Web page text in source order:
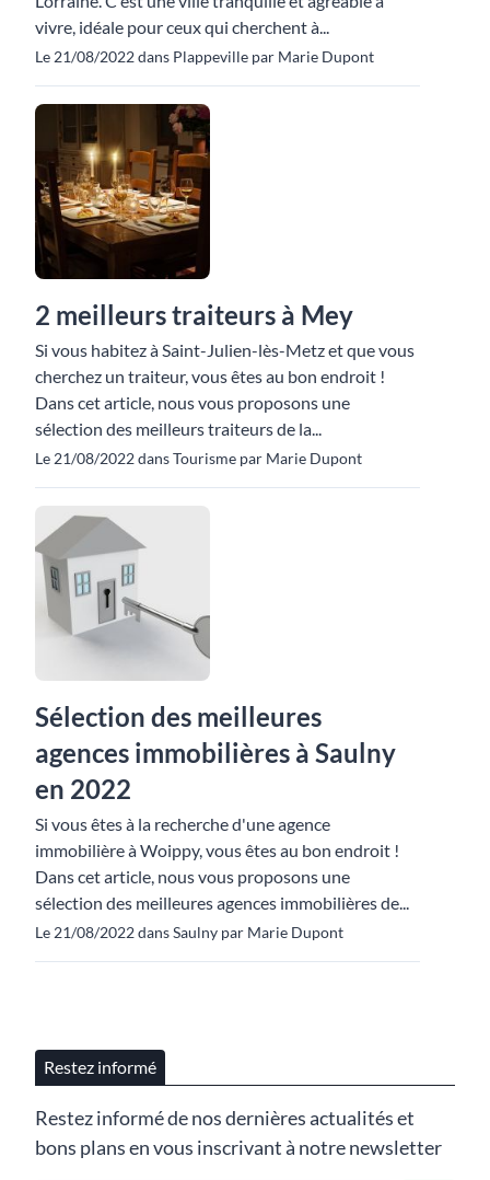
vivre, idéale pour ceux qui cherchent à...
Le 21/08/2022 dans Plappeville par Marie Dupont
2 meilleurs traiteurs à Mey
Si vous habitez à Saint-Julien-lès-Metz et que vous
cherchez un traiteur, vous êtes au bon endroit !
Dans cet article, nous vous proposons une
sélection des meilleurs traiteurs de la...
Le 21/08/2022 dans Tourisme par Marie Dupont
Sélection des meilleures
agences immobilières à Saulny
en 2022
Si vous êtes à la recherche d'une agence
immobilière à Woippy, vous êtes au bon endroit !
Dans cet article, nous vous proposons une
sélection des meilleures agences immobilières de...
Le 21/08/2022 dans Saulny par Marie Dupont
Restez informé
Restez informé de nos dernières actualités et
bons plans en vous inscrivant à notre newsletter